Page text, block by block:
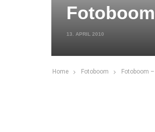
13. APRIL 2010
Home Fotoboom Fotoboom